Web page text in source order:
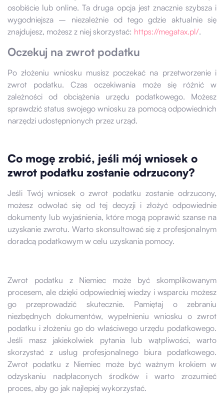
osobiście lub online. Ta druga opcja jest znacznie szybsza i
wygodniejsza – niezależnie od tego gdzie aktualnie się
znajdujesz, możesz z niej skorzystać: https://megatax.pl/.
Oczekuj na zwrot podatku
Po złożeniu wniosku musisz poczekać na przetworzenie i
zwrot podatku. Czas oczekiwania może się różnić w
zależności od obciążenia urzędu podatkowego. Możesz
sprawdzić status swojego wniosku za pomocą odpowiednich
narzędzi udostępnionych przez urząd.
Co mogę zrobić, jeśli mój wniosek o
zwrot podatku zostanie odrzucony?
Jeśli Twój wniosek o zwrot podatku zostanie odrzucony,
możesz odwołać się od tej decyzji i złożyć odpowiednie
dokumenty lub wyjaśnienia, które mogą poprawić szanse na
uzyskanie zwrotu. Warto skonsultować się z profesjonalnym
doradcą podatkowym w celu uzyskania pomocy.
Zwrot podatku z Niemiec może być skomplikowanym
procesem, ale dzięki odpowiedniej wiedzy i wsparciu możesz
go przeprowadzić skutecznie. Pamiętaj o zebraniu
niezbędnych dokumentów, wypełnieniu wniosku o zwrot
podatku i złożeniu go do właściwego urzędu podatkowego.
Jeśli masz jakiekolwiek pytania lub wątpliwości, warto
skorzystać z usług profesjonalnego biura podatkowego.
Zwrot podatku z Niemiec może być ważnym krokiem w
odzyskaniu nadpłaconych środków i warto zrozumieć
proces, aby go jak najlepiej wykorzystać.